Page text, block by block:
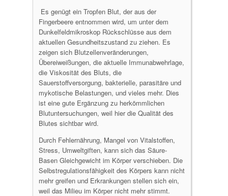
Es genügt ein Tropfen Blut, der aus der
Fingerbeere entnommen wird, um unter dem
Dunkelfeldmikroskop Rückschlüsse aus dem
aktuellen Gesundheitszustand zu ziehen. Es
zeigen sich Blutzellenveränderungen,
Übereiweißungen, die aktuelle Immunabwehrlage,
die Viskosität des Bluts, die
Sauerstoffversorgung, bakterielle, parasitäre und
mykotische Belastungen, und vieles mehr. Dies
ist eine gute Ergänzung zu herkömmlichen
Blutuntersuchungen, weil hier die Qualität des
Blutes sichtbar wird.
Durch Fehlernährung, Mangel von Vitalstoffen,
Stress, Umweltgiften, kann sich das Säure-
Basen Gleichgewicht im Körper verschieben. Die
Selbstregulationsfähigkeit des Körpers kann nicht
mehr greifen und Erkrankungen stellen sich ein,
weil das Milieu im Körper nicht mehr stimmt.